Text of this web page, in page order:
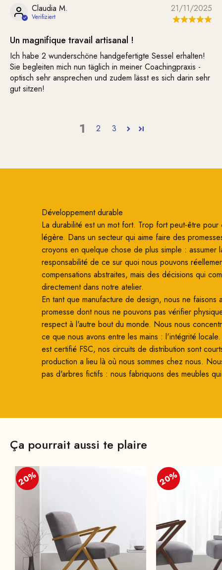
21/11/2025
Claudia M.
Un magnifique travail artisanal !
Ich habe 2 wunderschöne handgefertigte Sessel erhalten!
Sie begleiten mich nun täglich in meiner Coachingpraxis -
optisch sehr ansprechen und zudem lässt es sich darin sehr
gut sitzen!
1 2 3
Développement durable
La durabilité est un mot fort. Trop fort peut-être pour
légère. Dans un secteur qui aime faire des
croyons en quelque chose de plus simple : assumer
responsabilité de ce sur quoi nous pouvons
compensations abstraites, mais des décisions qui
directement dans notre atelier.
En tant que manufacture de design, nous ne faisons
promesse dont nous ne pouvons pas vérifier
respect à l'autre bout du monde. Nous nous
ce que nous avons entre les mains : l'intégrité
est certifié FSC, nos circuits de distribution sont
production a lieu là où nous sommes chez nous.
pas d'arbres fictifs : nous fabriquons des meubles
Ça pourrait aussi te plaire
20%
20% 20%
20%